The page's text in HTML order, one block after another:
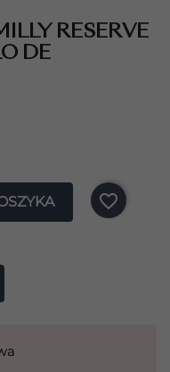
RESERVE
DE
favorite_border